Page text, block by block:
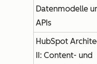
Datenmodelle
APIs
HubSpot
II: Content- und